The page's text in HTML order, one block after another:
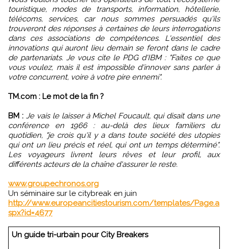
touristique, modes de transports, information, hôtellerie,
télécoms, services, car nous sommes persuadés qu'ils
trouveront des réponses à certaines de leurs interrogations
dans ces associations de compétences. L'essentiel des
innovations qui auront lieu demain se feront dans le cadre
de partenariats. Je vous cite le PDG d'IBM : "Faites ce que
vous voulez, mais il est impossible d'innover sans parler à
votre concurrent, voire à votre pire ennemi".
TM.com : Le mot de la fin ?
BM : Je vais le laisser à Michel Foucault, qui disait dans une
conférence en 1966 : au-delà des lieux familiers du
quotidien, "je crois qu'il y a dans toute société des utopies
qui ont un lieu précis et réel, qui ont un temps déterminé".
Les voyageurs livrent leurs rêves et leur profil, aux
différents acteurs de la chaîne d'assurer le reste.
www.groupechronos.org
Un séminaire sur le citybreak en juin
http://www.europeancitiestourism.com/templates/Page.a
spx?id=4677
Un guide tri-urbain pour City Breakers